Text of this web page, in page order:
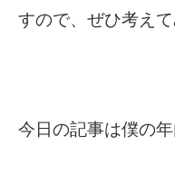
すので、ぜひ考えて
今日の記事は僕の